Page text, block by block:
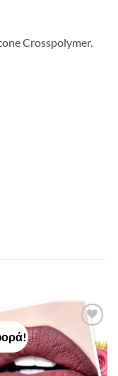
Crosspolymer.
Add to
Wishlist